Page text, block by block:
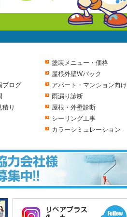
ブログ
積り
塗装メニュー・価格
屋根外壁Wパック
アパート・マンション向け
雨漏り診断
屋根・外壁診断
シーリング工事
カラーシミュレーション